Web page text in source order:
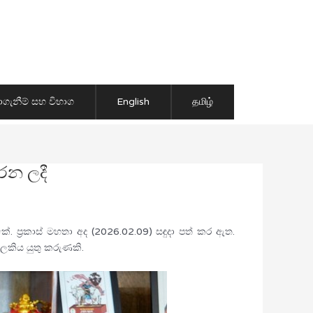
සහ විභාග English தமிழ்
ලදී
මහතා අද (2026.02.09) සඳුදා පත් කර ඇත.
යුතු කරුණකි.